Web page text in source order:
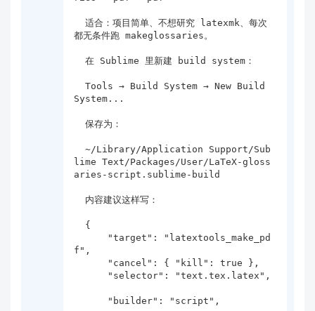
  适合：项目简单、不想研究 latexmk、每次
都无条件跑 makeglossaries。
  在 Sublime 里新建 build system：
  Tools → Build System → New Build
System...
  保存为：
  ~/Library/Application Support/Sub
lime Text/Packages/User/LaTeX-gloss
aries-script.sublime-build
f",